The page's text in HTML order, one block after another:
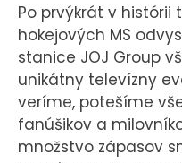
Po prvýkrát v histórii
hokejových MS
stanice JOJ Group
unikátny televízny
veríme, potešíme
fanúšikov a
množstvo zápasov